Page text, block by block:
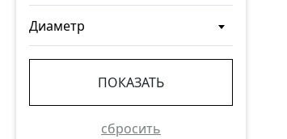
Диаметр
ПОКАЗАТЬ
сбросить